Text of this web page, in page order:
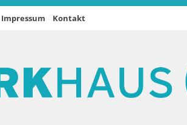
Impressum Kontakt